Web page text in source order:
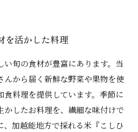
を活かした料理
い旬の食材が豊富にあります。当
んから届く新鮮な野菜や果物を使
食料理を提供しています。季節に
かしたお料理を、繊細な味付けで
、加越能地方で採れる米『こしひ